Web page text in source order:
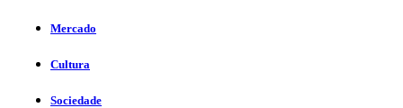
Mercado
Cultura
Sociedade